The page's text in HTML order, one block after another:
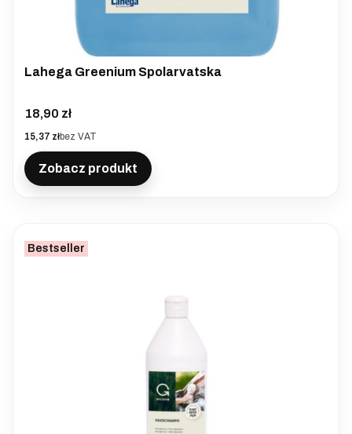
Lahega Greenium Spolarvatska
Cena
18,90 zł
Cena
15,37 złbez VAT
Zobacz produkt
Bestseller